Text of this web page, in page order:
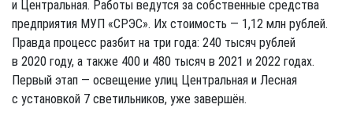
и Центральная. Работы ведутся за собственные средства
предприятия МУП «СРЭС». Их стоимость — 1,12 млн рублей.
Правда процесс разбит на три года: 240 тысяч рублей
в 2020 году, а также 400 и 480 тысяч в 2021 и 2022 годах.
Первый этап — освещение улиц Центральная и Лесная
с установкой 7 светильников, уже завершён.